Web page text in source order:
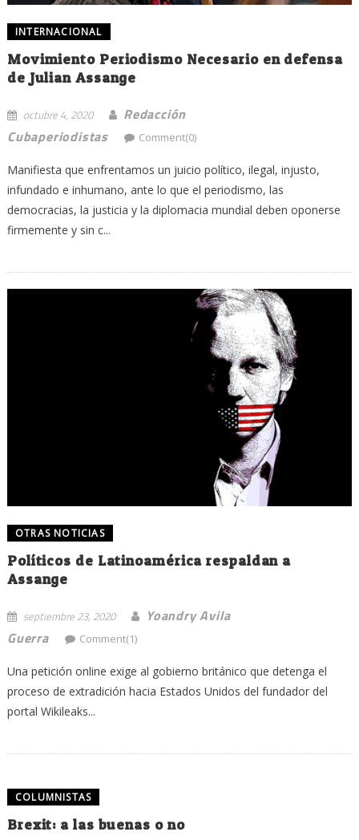
INTERNACIONAL
Movimiento Periodismo Necesario en defensa
de Julian Assange
octubre 4, 2020
Redacción
Cubaperiodistas
Comment(0)
Manifiesta que enfrentamos un juicio político, ilegal, injusto,
infundado e inhumano, ante lo que el periodismo, las
democracias, la justicia y la diplomacia mundial deben oponerse
firmemente y sin c...
OTRAS NOTICIAS
Políticos de Latinoamérica respaldan a
Assange
septiembre 23, 2020
Yoandry Avila
Guerra
Comment(1)
Una petición online exige al gobierno británico que detenga el
proceso de extradición hacia Estados Unidos del fundador del
portal Wikileaks...
COLUMNISTAS
Brexit: a las buenas o no